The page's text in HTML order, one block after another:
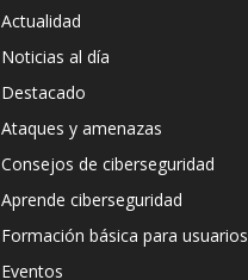
Actualidad
Noticias al día
Destacado
Ataques y amenazas
Consejos de ciberseguridad
Aprende ciberseguridad
Formación básica para usuarios
Eventos